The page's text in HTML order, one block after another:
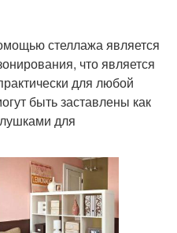
стеллажа является
что является
для любой
быть заставлены как
для